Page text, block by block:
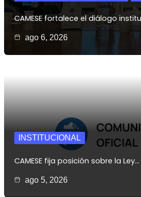
CAMESE fortalece el diálogo
ago 6, 2026
INSTITUCIONAL
CAMESE fija posición sobre la Ley…
ago 5, 2026